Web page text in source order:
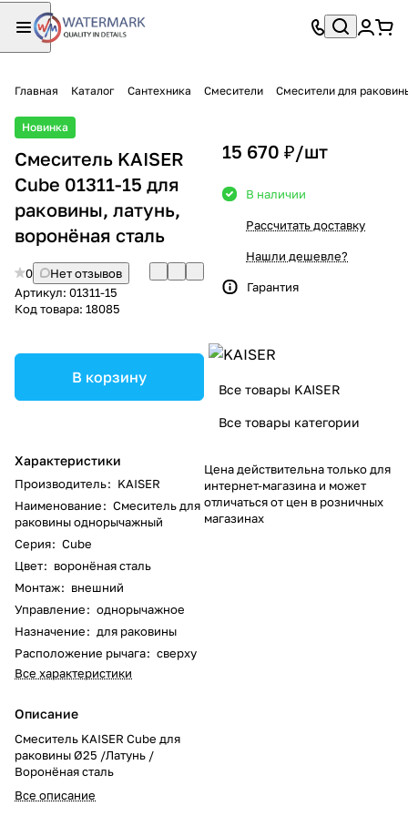
Главная Каталог Сантехника Смесители Смесители для
Новинка
Смеситель KAISER
Cube 01311-15 для
раковины, латунь,
воронёная сталь
0
Нет отзывов
Артикул: 01311-15
Код товара: 18085
В корзину
Характеристики
Производитель: KAISER
Наименование: Смеситель для
раковины однорычажный
Серия: Cube
Цвет: воронёная сталь
Монтаж: внешний
Управление: однорычажное
Назначение: для раковины
Расположение рычага: сверху
Все характеристики
Описание
Смеситель KAISER Cube для
раковины Ø25 /Латунь /
Воронёная сталь
Все описание
15 670 ₽/шт
В наличии
Рассчитать доставку
Нашли дешевле?
Гарантия
Все товары KAISER
Все товары категории
Цена действительна только для
интернет-магазина и может
отличаться от цен в розничных
магазинах